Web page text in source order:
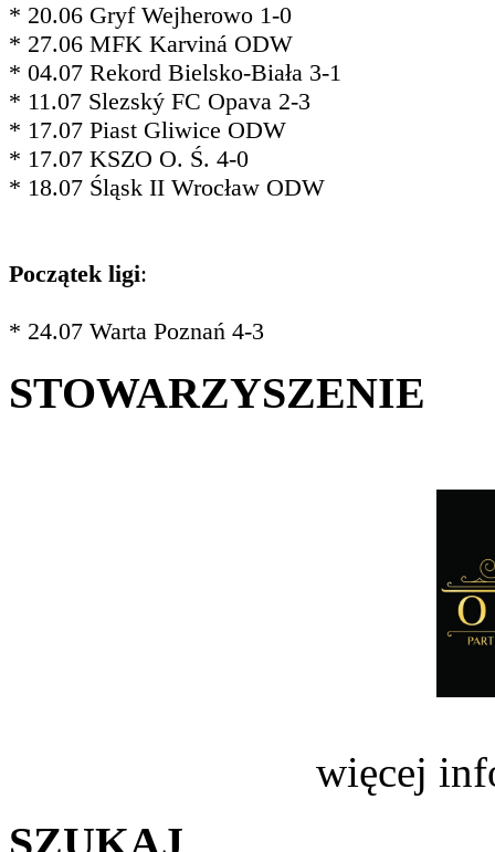
* 20.06 Gryf Wejherowo 1-0
* 27.06 MFK Karviná ODW
* 04.07 Rekord Bielsko-Biała 3-1
* 11.07 Slezský FC Opava 2-3
* 17.07 Piast Gliwice ODW
* 17.07 KSZO O. Ś. 4-0
* 18.07 Śląsk II Wrocław ODW
Początek ligi:
* 24.07 Warta Poznań 4-3
STOWARZYSZENIE
więcej